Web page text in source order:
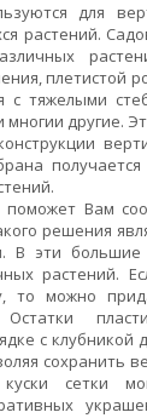
для
растений.
плетистой
с тяжелыми
многии другие.
поможет Вам
решения
В эти большие
растений.
то можно
с клубникой
сохранить
сетки